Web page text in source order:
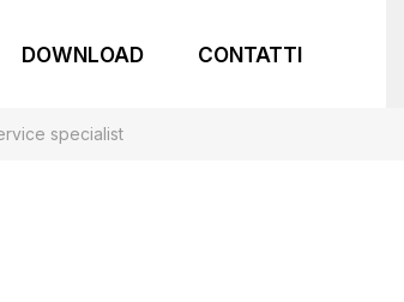
DOWNLOAD CONTATTI
specialist